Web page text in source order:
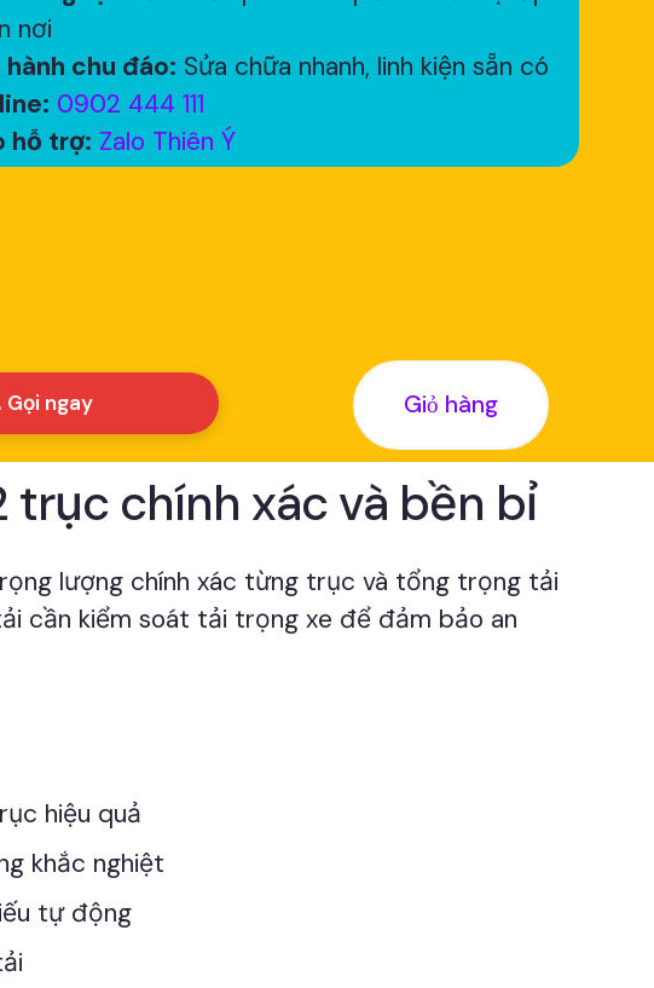
nơi
hành chu đáo: Sửa chữa nhanh, linh kiện sẵn có
0902 444 111
hỗ trợ: Zalo Thiên Ý
Gọi ngay Giỏ hàng
trục chính xác và bền bỉ
lượng chính xác từng trục và tổng trọng tải
cần kiểm soát tải trọng xe để đảm bảo an
hiệu quả
khắc nghiệt
tự động